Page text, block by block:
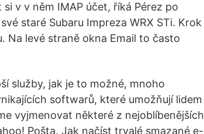
v v něm IMAP účet, říká Pérez po
staré Subaru Impreza WRX STi. Krok
Na levé straně okna Email to často
služby, jak je to možné, mnoho
softwarů, které umožňují lidem
vyjmenovat některé z nejoblíbenějších
Pošta. Jak načíst trvalé smazané e-